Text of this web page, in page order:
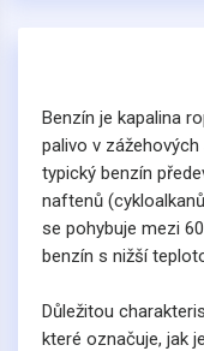
Benzín je kapalina
palivo v
typický benzín
naftenů
se pohybuje mezi
benzín s nižší
Důležitou
které označuje, jak